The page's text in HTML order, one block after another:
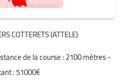
COTTERETS (ATTELE)
de la course : 2100 mètres -
: 51000€